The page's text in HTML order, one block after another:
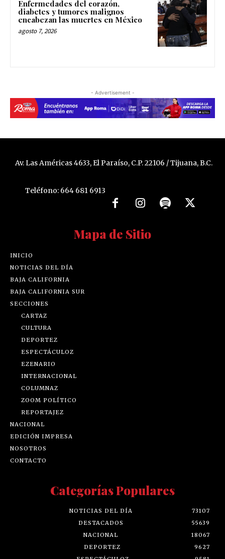
Enfermedades del corazón,
diabetes y tumores malignos
encabezan las muertes en México
agosto 7, 2026
- Advertisement -
Av. Las Américas 4633, El Paraíso, C.P. 22106 / Tijuana, B.C.
Teléfono: 664 681 6913
Mapa de Sitio
INICIO
NOTICIAS DEL DÍA
BAJA CALIFORNIA
BAJA CALIFORNIA SUR
SECCIONES
CARTAZ
CULTURA
DEPORTEZ
ESPECTÁCULOZ
EZENARIO
INTERNACIONAL
COLUMNAZ
ZOOM POLÍTICO
REPORTAJEZ
NACIONAL
EDICIÓN IMPRESA
NOSOTROS
CONTACTO
Categorías Populares
NOTICIAS DEL DÍA
73107
DESTACADOS
55639
NACIONAL
18067
DEPORTEZ
9627